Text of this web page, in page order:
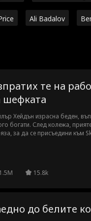
Ali Badalov
те на
шефката
Хейдън израсна беден,
богати. След колежа,
за да се присъедини към
за нея и искаше
си. По-късно баща
1.5M 15.8k
до белите